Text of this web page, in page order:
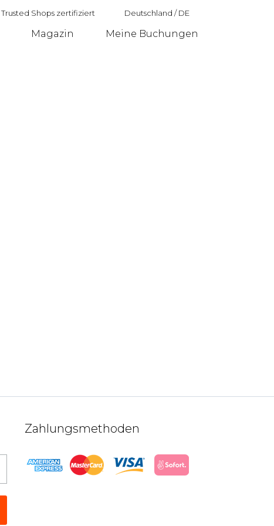
Trusted Shops zertifiziert Deutschland /DE
Magazin Meine Buchungen
Zahlungsmethoden